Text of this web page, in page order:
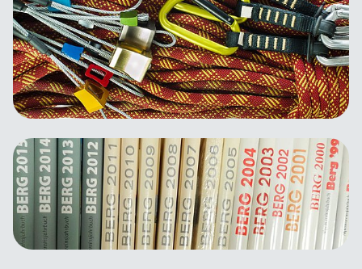
Materialien leihen
Ausrüstungsverleih